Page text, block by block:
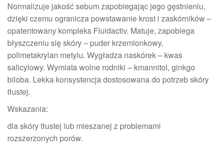
Normalizuje jakość sebum zapobiegając jego gęstnieniu,
dzięki czemu ogranicza powstawanie krost i zaskórników –
opatentowany kompleks Fluidactiv. Matuje, zapobiega
błyszczeniu się skóry – puder krzemionkowy,
polimetakrylan metylu. Wygładza naskórek – kwas
salicylowy. Wymiata wolne rodniki – kmannitol, ginkgo
biloba. Lekka konsystencja dostosowana do potrzeb skóry
tłustej.
Wskazania:
dla skóry tłustej lub mieszanej z problemami
rozszerzonych porów.